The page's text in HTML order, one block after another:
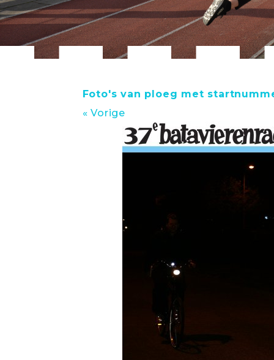
Foto's van ploeg met
« Vorige